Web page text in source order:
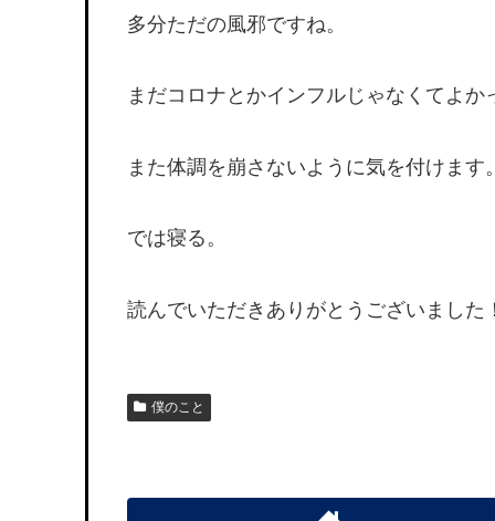
多分ただの風邪ですね。
まだコロナとかインフルじゃなくてよか
また体調を崩さないように気を付けます。
では寝る。
読んでいただきありがとうございました！
僕のこと